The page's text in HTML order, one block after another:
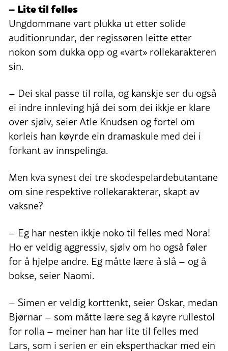
– Lite til felles
Ungdommane vart plukka ut etter solide
auditionrundar, der regissøren leitte etter
nokon som dukka opp og «vart» rollekarakteren
sin.
– Dei skal passe til rolla, og kanskje ser du også
ei indre innleving hjå dei som dei ikkje er klare
over sjølv, seier Atle Knudsen og fortel om
korleis han køyrde ein dramaskule med dei i
forkant av innspelinga.
Men kva synest dei tre skodespelardebutantane
om sine respektive rollekarakterar, skapt av
vaksne?
– Eg har nesten ikkje noko til felles med Nora!
Ho er veldig aggressiv, sjølv om ho også føler
for å hjelpe andre. Eg måtte lære å slå – og å
bokse, seier Naomi.
– Simen er veldig korttenkt, seier Oskar, medan
Bjørnar – som måtte lære seg å køyre rullestol
for rolla – meiner han har lite til felles med
Lars, som i serien er ein eksperthackar med ein